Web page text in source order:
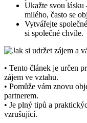
Ukažte svou lásku
milého, často se
Vytvářejte
si společné chvíle.
• Tento článek je určen
zájem ve vztahu.
• Pomůže vám znovu
partnerem.
• Je plný tipů a
vzrušující.